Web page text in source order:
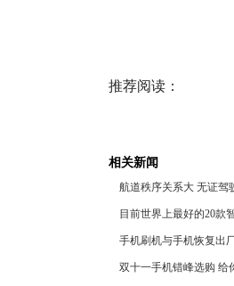
推荐阅读：
相关新闻
航道秩序关系大 无证驾
目前世界上最好的20款
手机刷机与手机恢复出
双十一手机错峰选购 给